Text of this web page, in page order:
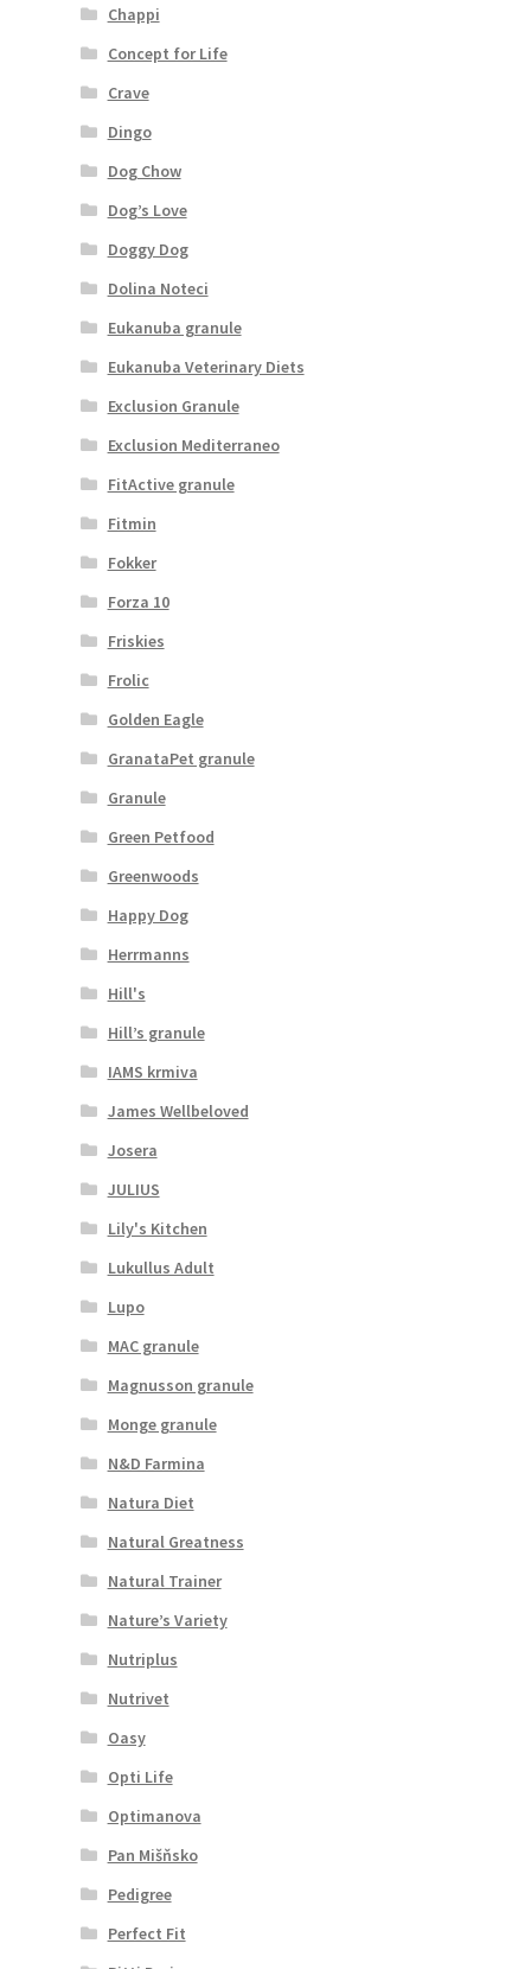
Chappi
Concept for Life
Crave
Dingo
Dog Chow
Dog’s Love
Doggy Dog
Dolina Noteci
Eukanuba granule
Eukanuba Veterinary Diets
Exclusion Granule
Exclusion Mediterraneo
FitActive granule
Fitmin
Fokker
Forza 10
Friskies
Frolic
Golden Eagle
GranataPet granule
Granule
Green Petfood
Greenwoods
Happy Dog
Herrmanns
Hill's
Hill’s granule
IAMS krmiva
James Wellbeloved
Josera
JULIUS
Lily's Kitchen
Lukullus Adult
Lupo
MAC granule
Magnusson granule
Monge granule
N&D Farmina
Natura Diet
Natural Greatness
Natural Trainer
Nature’s Variety
Nutriplus
Nutrivet
Oasy
Opti Life
Optimanova
Pan Mišňsko
Pedigree
Perfect Fit